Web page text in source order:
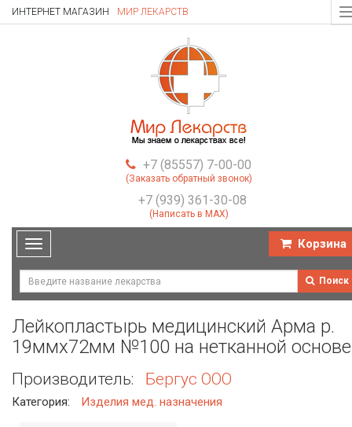
ИНТЕРНЕТ МАГАЗИН МИР ЛЕКАРСТВ
+7 (85557) 7-00-00
(Заказать обратный звонок)
+7 (939) 361-30-08
(Написать в MAX)
Toggle
navigation
Корзина
Поиск
Лейкопластырь медицинский Арма р.
19ммх72мм №100 на нетканной основе
Производитель: Бергус ООО
Категория: Изделия мед. назначения